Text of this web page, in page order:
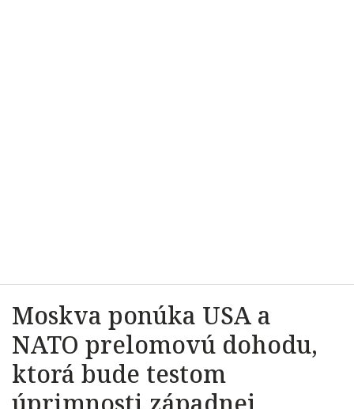
Moskva ponúka USA a
NATO prelomovú dohodu,
ktorá bude testom